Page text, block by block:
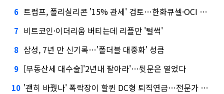
6 트럼프, 폴리실리콘 '15% 관세' 검토…한화큐셀·OCI 영향은?
7 비트코인·이더리움 버티는데 리플만 '털썩'
8 삼성, 7년 만 신기록…'폴더블 대중화' 성큼
9 [부동산세 대수술]'2년내 팔아라'…뒷문은 열었다
10 '괜히 바꿨나' 폭락장이 할퀸 DC형 퇴직연금…전문가 조언은